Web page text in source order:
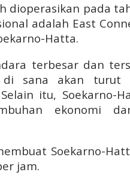
dioperasikan pada
adalah East
Hatta.
terbesar dan
di sana akan turut
itu, Soekarno-
ekonomi
Soekarno-
jam.